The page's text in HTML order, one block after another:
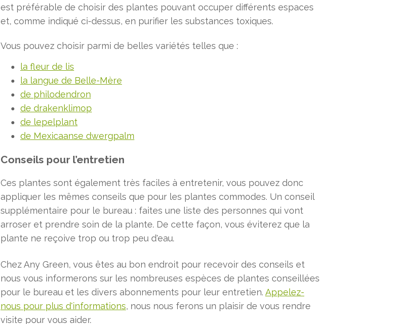
est préférable de choisir des plantes pouvant occuper différents espaces
et, comme indiqué ci-dessus, en purifier les substances toxiques.
Vous pouvez choisir parmi de belles variétés telles que :
la fleur de lis
la langue de Belle-Mère
de philodendron
de drakenklimop
de lepelplant
de Mexicaanse dwergpalm
Conseils pour l’entretien
Ces plantes sont également très faciles à entretenir, vous pouvez donc
appliquer les mêmes conseils que pour les plantes commodes. Un conseil
supplémentaire pour le bureau : faites une liste des personnes qui vont
arroser et prendre soin de la plante. De cette façon, vous éviterez que la
plante ne reçoive trop ou trop peu d'eau.
Chez Any Green, vous êtes au bon endroit pour recevoir des conseils et
nous vous informerons sur les nombreuses espèces de plantes conseillées
pour le bureau et les divers abonnements pour leur entretien. Appelez-
nous pour plus d'informations, nous nous ferons un plaisir de vous rendre
visite pour vous aider.